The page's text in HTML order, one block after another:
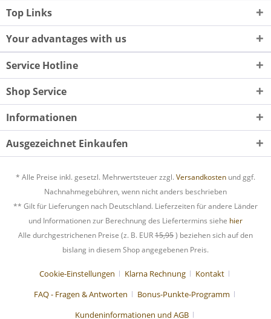
Top Links
Your advantages with us
Service Hotline
Shop Service
Informationen
Ausgezeichnet Einkaufen
* Alle Preise inkl. gesetzl. Mehrwertsteuer zzgl. Versandkosten und ggf.
Nachnahmegebühren, wenn nicht anders beschrieben
** Gilt für Lieferungen nach Deutschland. Lieferzeiten für andere Länder
und Informationen zur Berechnung des Liefertermins siehe hier
Alle durchgestrichenen Preise (z. B. EUR15,95) beziehen sich auf den
bislang in diesem Shop angegebenen Preis.
Cookie-Einstellungen Klarna Rechnung
Kontakt
FAQ - Fragen & Antworten
Bonus-Punkte-Programm
Kundeninformationen und AGB